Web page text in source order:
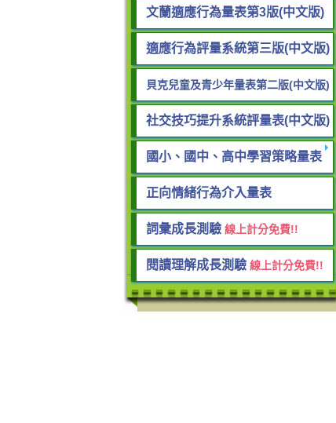
文蘭適應行為量表第3版(中文版)
適應行為評量系統第三版(中文版)
貝克兒童及青少年量表第二版(中文版)
社交技巧提升系統評量表(中文版)
國小、國中、高中學習策略量表
正向情緒行為介入量表
詞彙成長測驗 線上計分免費!!
閱讀理解成長測驗 線上計分免費!!